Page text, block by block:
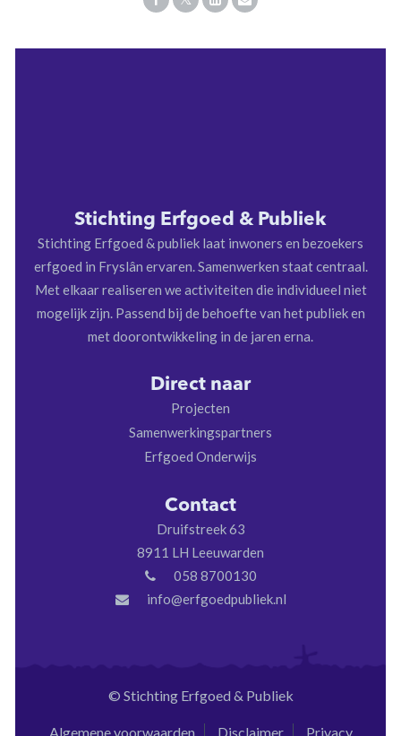
Stichting Erfgoed & Publiek
Stichting Erfgoed & publiek laat inwoners en bezoekers
erfgoed in Fryslân ervaren. Samenwerken staat centraal.
Met elkaar realiseren we activiteiten die individueel niet
mogelijk zijn. Passend bij de behoefte van het publiek en
met doorontwikkeling in de jaren erna.
Direct naar
Projecten
Samenwerkingspartners
Erfgoed Onderwijs
Contact
Druifstreek 63
8911 LH Leeuwarden
058 8700130
info@erfgoedpubliek.nl
© Stichting Erfgoed & Publiek
Algemene voorwaarden Disclaimer Privacy